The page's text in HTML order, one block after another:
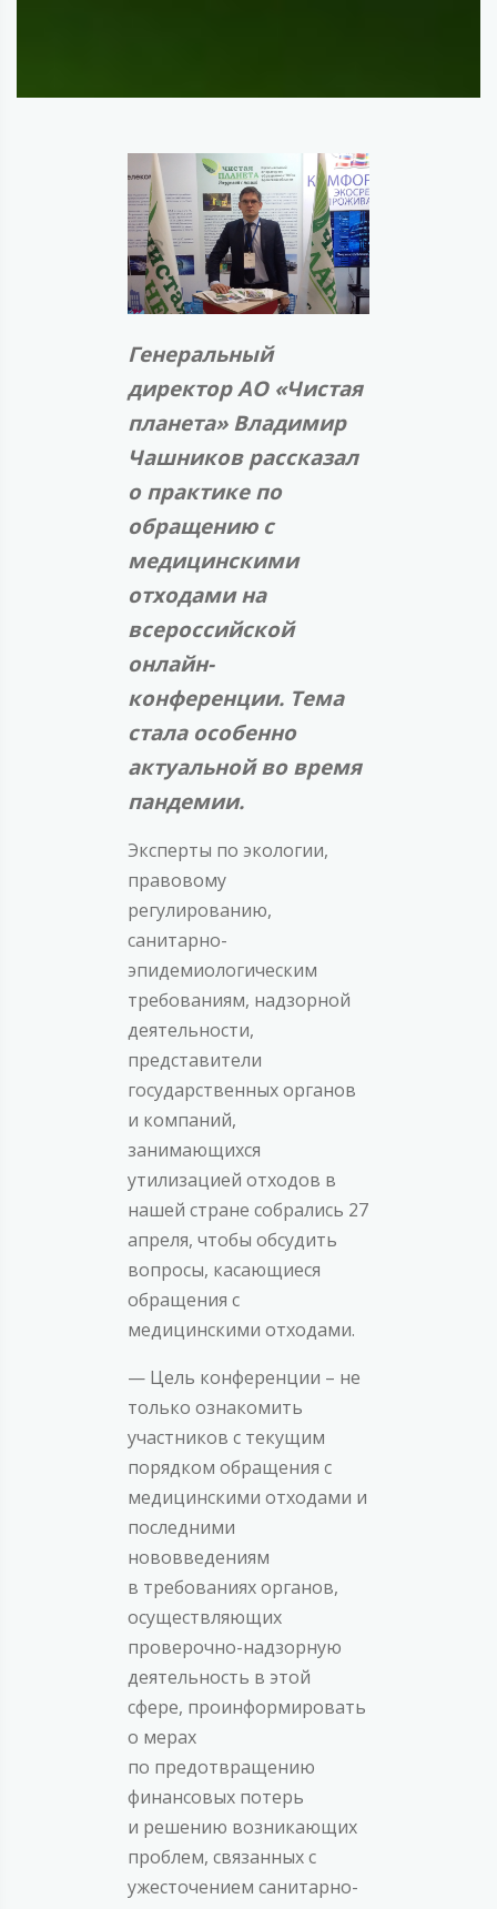
Генеральный
директор АО «Чистая
планета» Владимир
Чашников рассказал
о практике по
обращению с
медицинскими
отходами на
всероссийской
онлайн-
конференции. Тема
стала особенно
актуальной во время
пандемии.
Эксперты по экологии,
правовому
регулированию,
санитарно-
эпидемиологическим
требованиям, надзорной
деятельности,
представители
государственных органов
и компаний,
занимающихся
утилизацией отходов в
нашей стране собрались 27
апреля, чтобы обсудить
вопросы, касающиеся
обращения с
медицинскими отходами.
— Цель конференции – не
только ознакомить
участников с текущим
порядком обращения с
медицинскими отходами и
последними
нововведениям
в требованиях органов,
осуществляющих
проверочно-надзорную
деятельность в этой
сфере, проинформировать
о мерах
по предотвращению
финансовых потерь
и решению возникающих
проблем, связанных с
ужесточением санитарно-